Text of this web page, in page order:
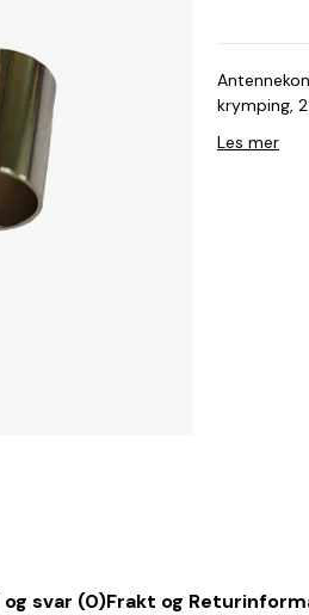
krymping,
Les mer
svar (0)Frakt og